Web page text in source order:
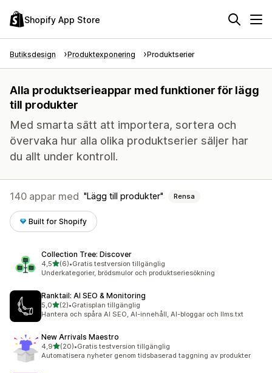
Shopify App Store
Butiksdesign Produktexponering Produktserier
Alla produktserieappar med funktioner för lägg
till produkter
Med smarta sätt att importera, sortera och
övervaka hur alla olika produktserier säljer har
du allt under kontroll.
140 appar med Lägg till produkter Rensa
Built for Shopify
Collection Tree: Discover
4,5av 5 stjärnor
(6)
6 recensioner totalt
•Gratis testversion tillgänglig
Underkategorier, brödsmulor och produktseriesökning
Ranktail: AI SEO & Monitoring
5,0av 5 stjärnor
(2)
2 recensioner totalt
•Gratisplan tillgänglig
Hantera och spåra AI SEO, AI-innehåll, AI-bloggar och llms.txt
New Arrivals Maestro
4,9av 5 stjärnor
(20)
20 recensioner totalt
•Gratis testversion tillgänglig
Automatisera nyheter genom tidsbaserad taggning av produkter